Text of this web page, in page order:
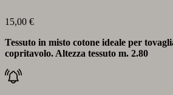
15,00 €
Tessuto in misto cotone ideale per
copritavolo. Altezza tessuto m. 2.80